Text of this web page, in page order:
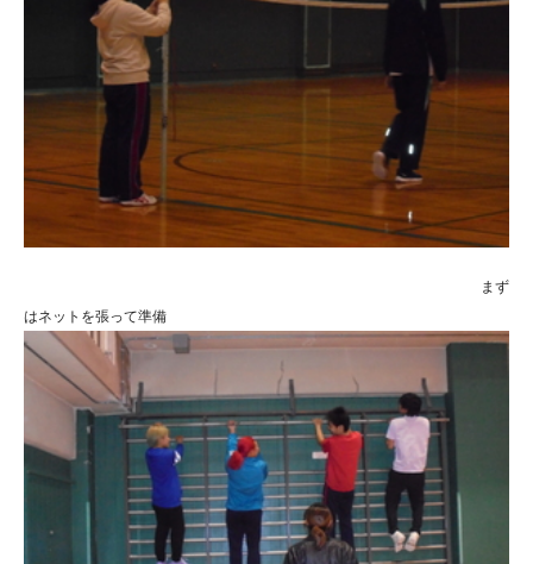
まず
はネットを張って準備